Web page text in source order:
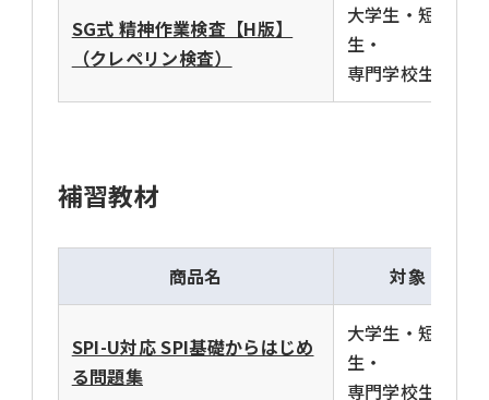
SG式 精神作業検査【H版】
（クレペリン検査）
大学生・短大
生・
専門学校生
補習教材
商品名 対象
SPI-U対応 SPI基礎からはじめ
る問題集
大学生・短大
生・
専門学校生